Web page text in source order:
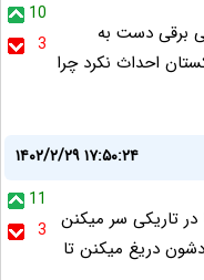
10
3
برقی دست به
احداث نکرد چرا
۱۴۰۲/۲/۲۹ ۱۷:۵۰:۲۴
11
3
در تاریکی سر میکنن
دریغ میکنن تا